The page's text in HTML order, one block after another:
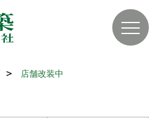
店舗改装中